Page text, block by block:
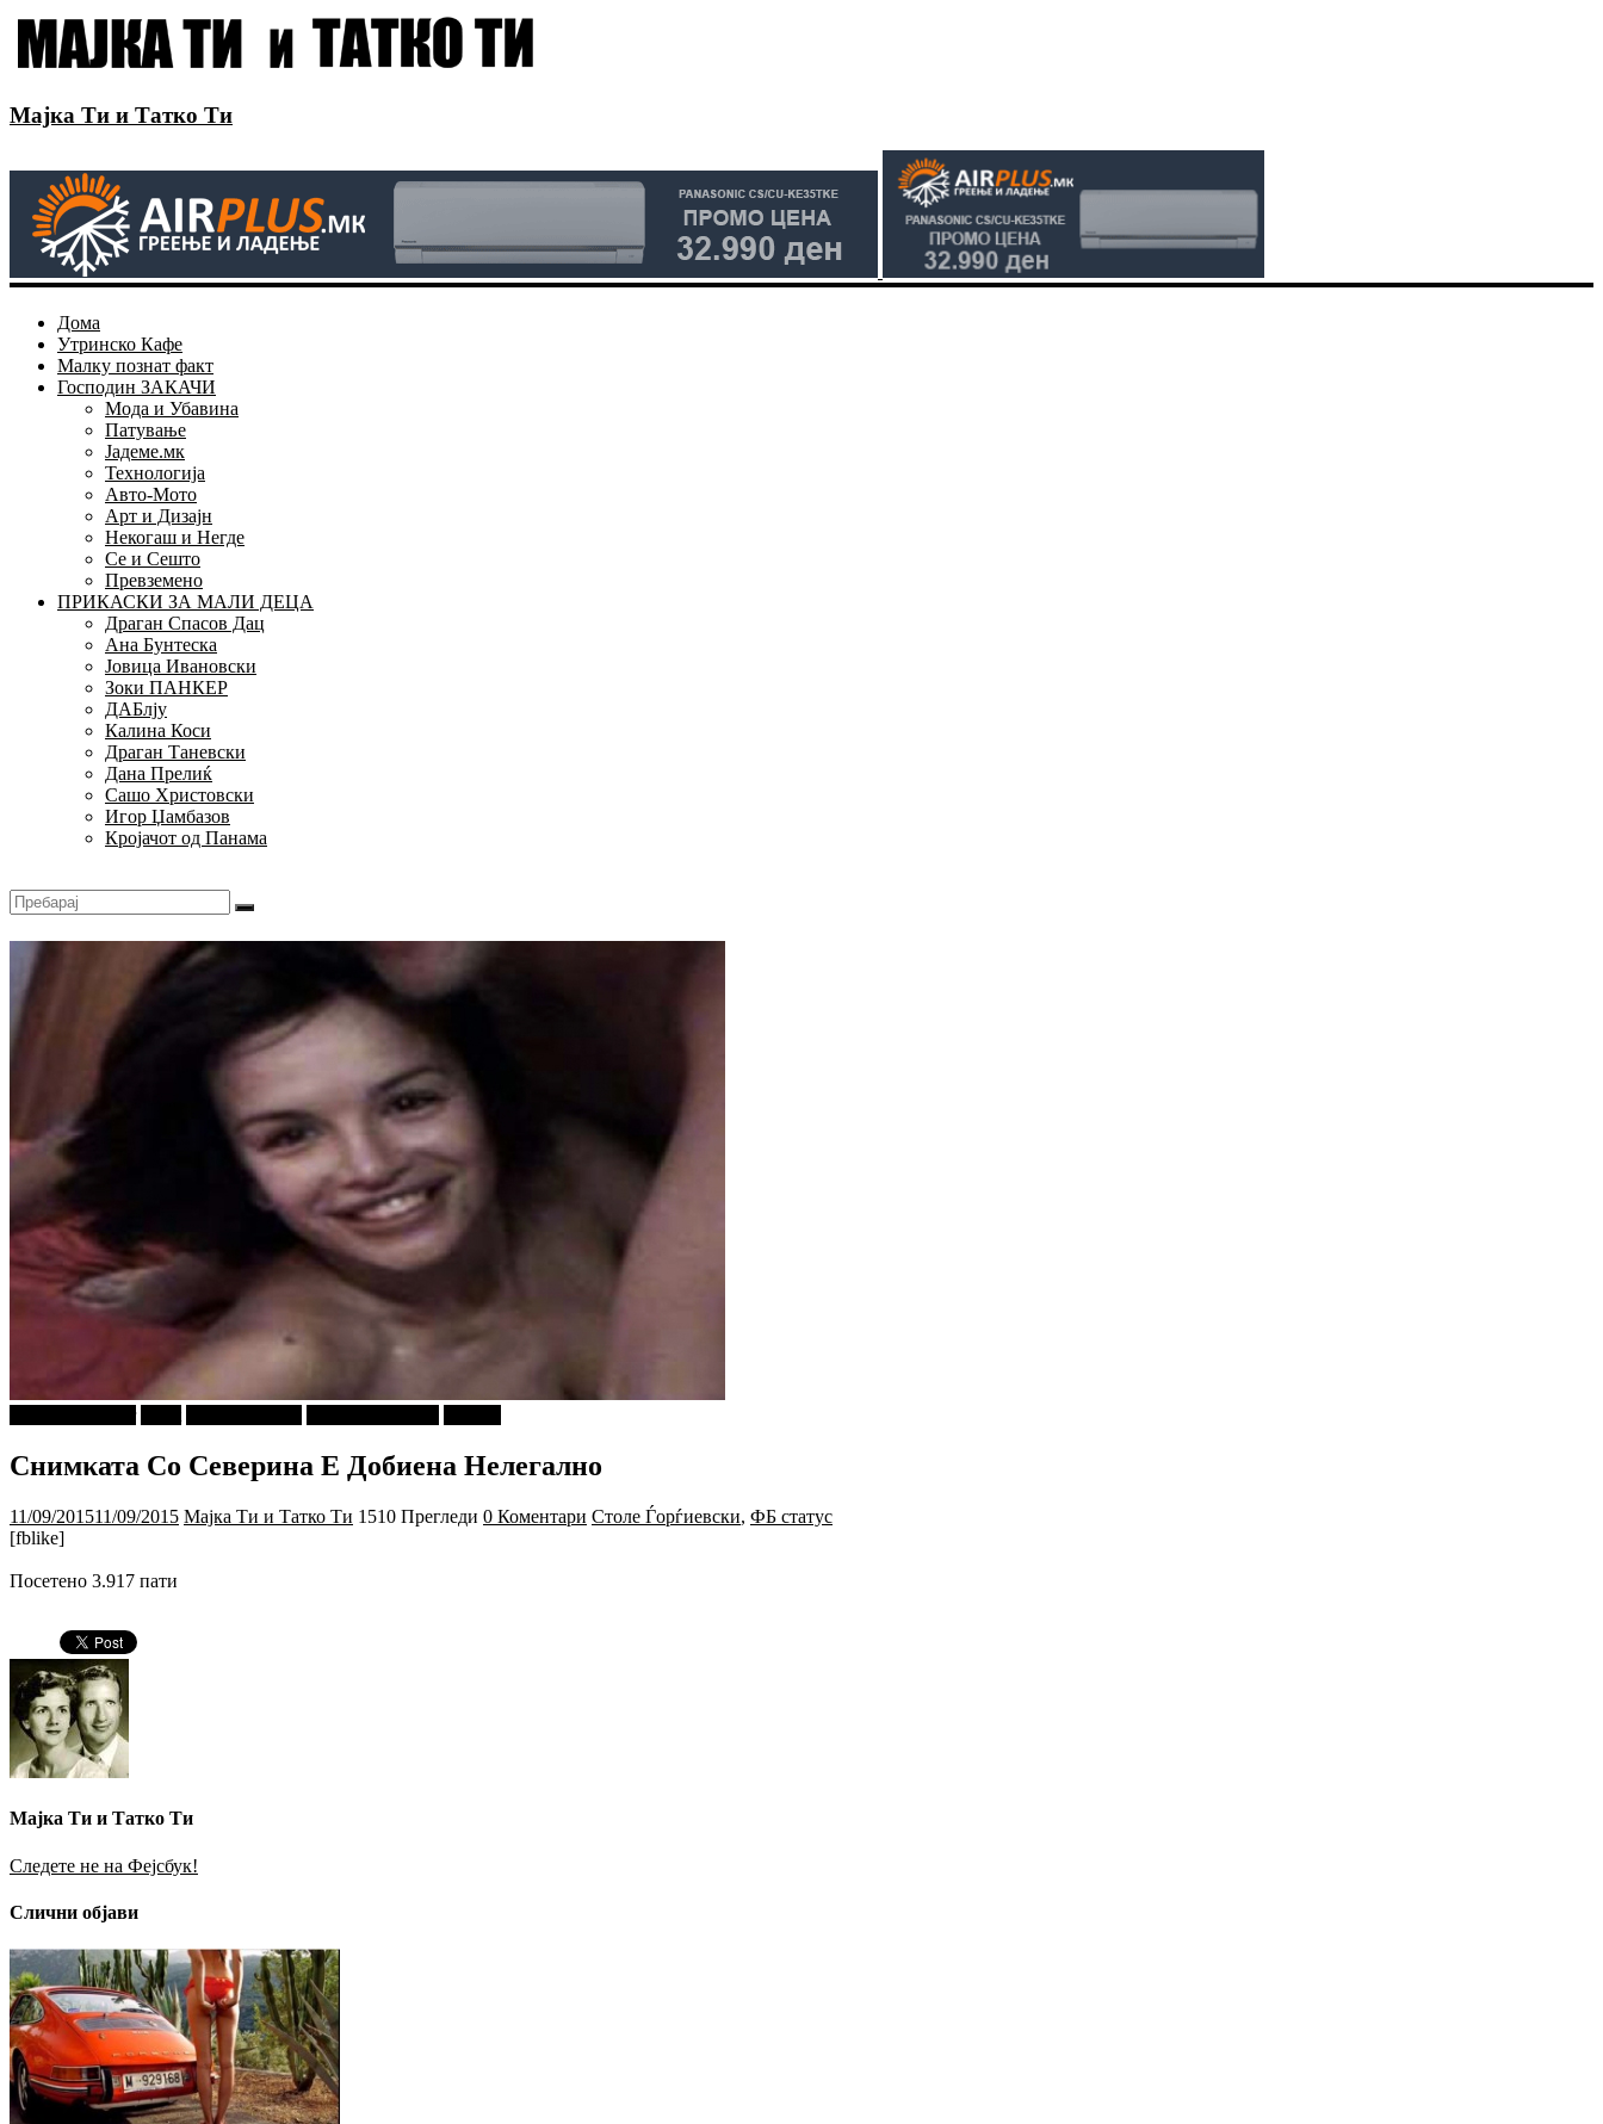
Мајка Ти и Татко Ти
Дома
Утринско Кафе
Малку познат факт
Господин ЗАКАЧИ
Мода и Убавина
Патување
Јадеме.мк
Технологија
Авто-Мото
Арт и Дизајн
Некогаш и Негде
Се и Сешто
Превземено
ПРИКАСКИ ЗА МАЛИ ДЕЦА
Драган Спасов Дац
Ана Бунтеска
Јовица Ивановски
Зоки ПАНКЕР
ДАБлју
Калина Коси
Драган Таневски
Дана Прелиќ
Сашо Христовски
Игор Џамбазов
Кројачот од Панама
Снимκата Со Северина Е Добиена Нелегално
11/09/201511/09/2015 Мајка Ти и Татко Ти 1510 Прегледи 0 Коментари Столе Ѓорѓиевски, ФБ статус
[fblike]
Посетено 3.917 пати
Мајка Ти и Татко Ти
Следете не на Фејсбук!
Слични објави